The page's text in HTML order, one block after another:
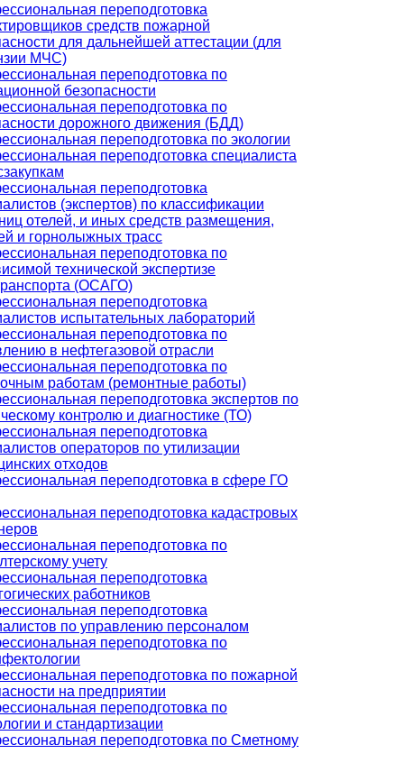
переподготовка
средств пожарной
для дальнейшей аттестации (для
МЧС)
переподготовка по
безопасности
переподготовка по
дорожного движения (БДД)
переподготовка по экологии
переподготовка специалиста
переподготовка
(экспертов) по классификации
отелей, и иных средств размещения,
и горнолыжных трасс
переподготовка по
технической экспертизе
(ОСАГО)
переподготовка
испытательных лабораторий
переподготовка по
в нефтегазовой отрасли
переподготовка по
работам (ремонтные работы)
переподготовка экспертов по
контролю и диагностике (ТО)
переподготовка
операторов по утилизации
отходов
переподготовка в сфере ГО
переподготовка кадастровых
переподготовка по
учету
переподготовка
работников
переподготовка
по управлению персоналом
переподготовка по
переподготовка по пожарной
на предприятии
переподготовка по
и стандартизации
переподготовка по Сметному